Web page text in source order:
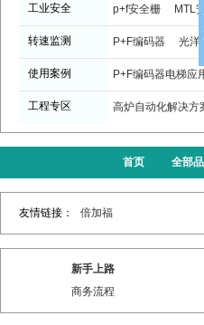
工业安全 p+f安全栅 MTL
转速监测 P+F编码器 光洋
使用案例 P+F编码器电梯应
工程专区 高炉自动化解决方
首页 全部
友情链接： 倍加福
新手上路
商务流程